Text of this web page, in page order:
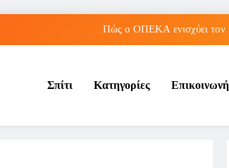
Πώς ο ΟΠΕΚΑ ενισχύει τον
Μπέσσυ Αργυράκη: Ποια είναι η συμβουλή του
Πώς ο ΟΠΕΚΑ ενισχύει
Σπίτι Κατηγορίες